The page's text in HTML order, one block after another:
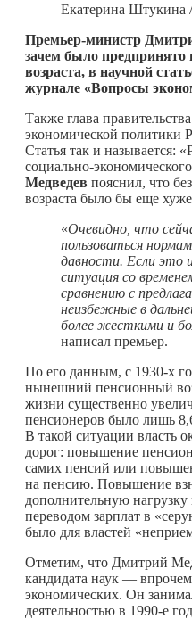
Екатерина
Премьер-министр
зачем было
возраста, в научной
журнале «Вопросы
Также глава
экономической политики
Статья так и называется:
социально-
Медведев пояснил, что
возраста было бы еще
«Очевидно, что
пользоваться
давности. Если это
ситуация со
сравнению с
неизбежные в
более жесткими и
написал премьер.
По его данным, с 1930-х
нынешний пенсионный
жизни существенно
пенсионеров было лишь
В такой ситуации власть
дорог: повышение
самих пенсий или
на пенсию. Повышение
дополнительную нагрузку
переводом зарплат в
было для властей
Отметим, что Дмитрий
кандидата наук —
экономических. Он
деятельностью в 1990-е